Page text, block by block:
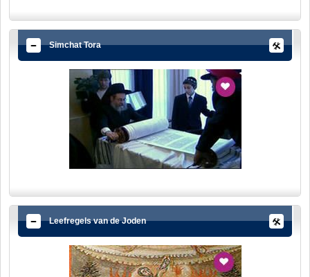
Simchat Tora
Leefregels van de Joden